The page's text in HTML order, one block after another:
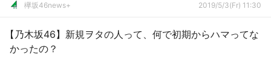
欅坂46news+ 2019/5/3(Fr) 11:30
【乃木坂46】新規ヲタの人って、何で初期からハマってな
かったの？